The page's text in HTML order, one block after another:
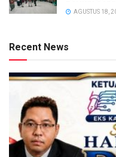
AGUSTUS 18,
Recent News